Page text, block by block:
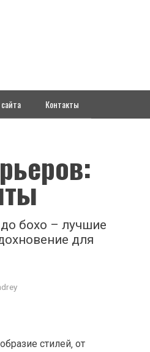
Контакты
бохо – лучшие
для
стилей‚ от